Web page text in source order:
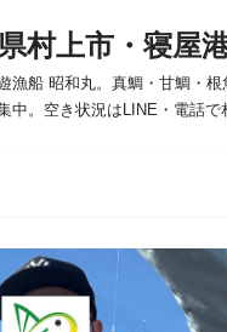
村上市・寝屋
漁船 昭和丸。真鯛・甘鯛・
中。空き状況はLINE・電話で